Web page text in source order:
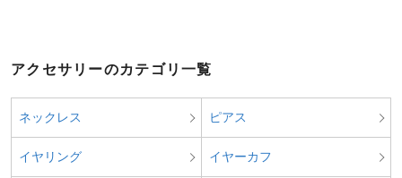
アクセサリーのカテゴリ一覧
ネックレス ピアス
イヤリング イヤーカフ